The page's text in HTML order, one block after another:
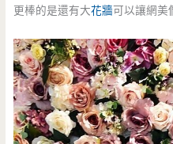
更棒的是還有大花牆可以讓網美